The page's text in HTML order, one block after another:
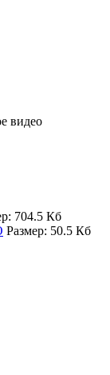
видео
704.5 Кб
Размер: 50.5 Кб